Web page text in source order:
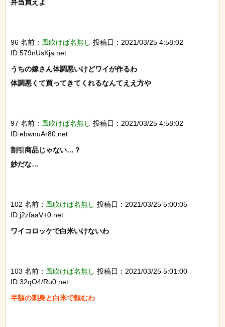
弁当買えよ
96 名前： 風吹けば名無し 投稿日：2021/03/25 4:58:02
ID:579nUsKja.net
うちの嫁さん体調悪いけどワイが作るわ
体調悪くて買ってきてくれるなんてええ方や
97 名前： 風吹けば名無し 投稿日：2021/03/25 4:58:02
ID:ebwnuAr80.net
割引商品じゃない…？
妙だな…
102 名前： 風吹けば名無し 投稿日：2021/03/25 5:00:05
ID:j2zfaaV+0.net
ワイコロッケで白米いけないわ
103 名前： 風吹けば名無し 投稿日：2021/03/25 5:01:00
ID:32qO4/Ru0.net
半額の刺身と白米で頼むわ